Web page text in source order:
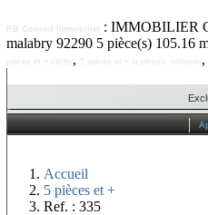
RB Conseil Immobilier : IMMOBILIER
malabry 92290 5 pièce(s) 105.16
pièces et + clichy , 5 pièces et + le plessis robinson ,
Accueil
5 pièces et +
Ref. : 335